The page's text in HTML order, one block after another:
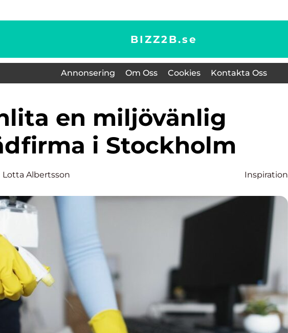
BIZZ2B.se
Annonsering Om Oss Cookies Kontakta Oss
i Stockholm
Lotta Albertsson Inspiration